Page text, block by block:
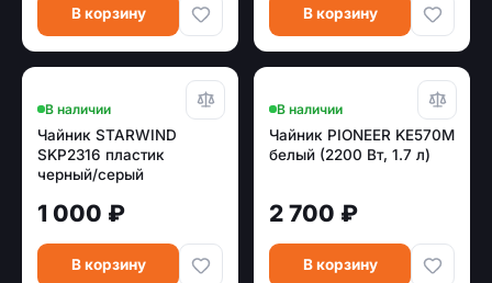
В корзину В корзину
В наличии
Чайник STARWIND
SKP2316 пластик
черный/серый
1 000 ₽
В корзину
В наличии
Чайник PIONEER KE570M
белый (2200 Вт, 1.7 л)
2 700 ₽
В корзину